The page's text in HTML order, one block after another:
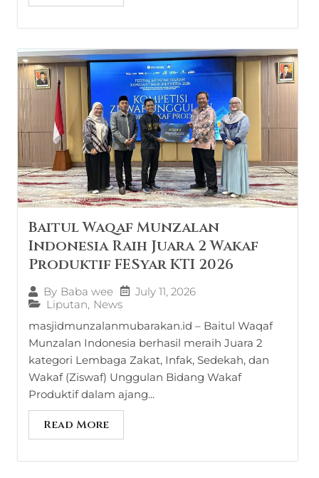
Baitul Waqaf Munzalan
Indonesia Raih Juara 2 Wakaf
Produktif FESyar KTI 2026
By Baba wee
July 11, 2026
Liputan, News
masjidmunzalanmubarakan.id – Baitul Waqaf
Munzalan Indonesia berhasil meraih Juara 2
kategori Lembaga Zakat, Infak, Sedekah, dan
Wakaf (Ziswaf) Unggulan Bidang Wakaf
Produktif dalam ajang...
Read More